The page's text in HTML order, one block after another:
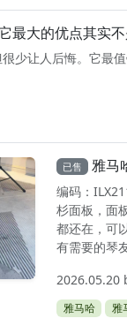
最大的优点其实
少让人后悔。它最
已售 雅马
编码：
杉面板，面
都还在，可
有需要的琴
2026.05.20
雅马哈 雅